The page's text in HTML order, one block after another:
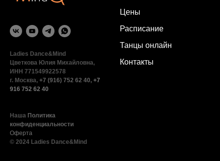
Ladies Dance&Mind
Цветкова Юлия Михайловна,
ИНН 771549922578
г. Москва, +7 (916) 752 62 40, +7
916 752 62 40
Наша Политика
конфиденциальности
Оферта
© 2024 Ladies Dance&Mind
Цены
Расписание
Танцы онлайн
Контакты